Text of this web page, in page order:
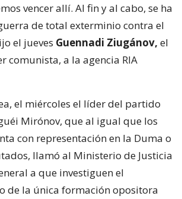
vencer allí. Al fin y al cabo, se ha
de total exterminio contra el
el jueves Guennadi Ziugánov, el
comunista, a la agencia RIA
el miércoles el líder del partido
Mirónov, que al igual que los
con representación en la Duma o
llamó al Ministerio de Justicia
a que investiguen el
de la única formación opositora